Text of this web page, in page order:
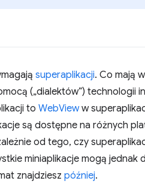
superaplikacji. Co mają
(„dialektów”) technologii
to WebVieww
są dostępne na różnych
od tego, czy
miniaplikacje mogą jednak
znajdziesz później.